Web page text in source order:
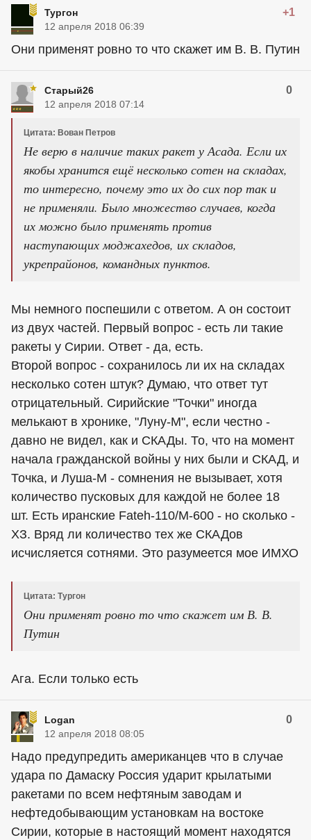
Тургон +1
12 апреля 2018 06:39
Они применят ровно то что скажет им В. В. Путин
Старый26 0
12 апреля 2018 07:14
Цитата: Вован Петров
Не верю в наличие таких ракет у Асада. Если их
якобы хранится ещё несколько сотен на складах,
то интересно, почему это их до сих пор так и
не применяли. Было множество случаев, когда
их можно было применять против
наступающих моджахедов, их складов,
укрепрайонов, командных пунктов.
Мы немного поспешили с ответом. А он состоит
из двух частей. Первый вопрос - есть ли такие
ракеты у Сирии. Ответ - да, есть.
Второй вопрос - сохранилось ли их на складах
несколько сотен штук? Думаю, что ответ тут
отрицательный. Сирийские "Точки" иногда
мелькают в хронике, "Луну-М", если честно -
давно не видел, как и СКАДы. То, что на момент
начала гражданской войны у них были и СКАД, и
Точка, и Луша-М - сомнения не вызывает, хотя
количество пусковых для каждой не более 18
шт. Есть иранские Fateh-110/M-600 - но сколько -
ХЗ. Вряд ли количество тех же СКАДов
исчисляется сотнями. Это разумеется мое ИМХО
Цитата: Тургон
Они применят ровно то что скажет им В. В.
Путин
Ага. Если только есть
Logan 0
12 апреля 2018 08:05
Надо предупредить американцев что в случае
удара по Дамаску Россия ударит крылатыми
ракетами по всем нефтяным заводам и
нефтедобывающим установкам на востоке
Сирии, которые в настоящий момент находятся